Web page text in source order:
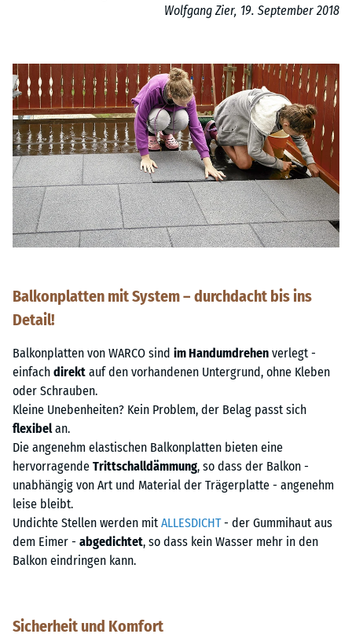
Wolfgang Zier, 19. September 2018
Balkonplatten mit System – durchdacht bis ins
Detail!
Balkonplatten von WARCO sind im Handumdrehen verlegt -
einfach direkt auf den vorhandenen Untergrund, ohne Kleben
oder Schrauben.
Kleine Unebenheiten? Kein Problem, der Belag passt sich
flexibelan.
Die angenehm elastischen Balkonplatten bieten eine
hervorragende Trittschalldämmung, so dass der Balkon -
unabhängig von Art und Material der Trägerplatte - angenehm
leise bleibt.
Undichte Stellen werden mit ALLESDICHT- der Gummihaut aus
dem Eimer - abgedichtet, so dass kein Wasser mehr in den
Balkon eindringen kann.
Sicherheit und Komfort